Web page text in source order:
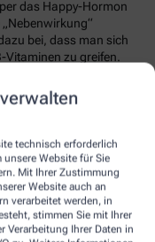
technisch erforderlich
Website für Sie
Mit Ihrer Zustimmung
Website auch an
verarbeitet werden, in
stimmen Sie mit Ihrer
Verarbeitung Ihrer Daten in
das Happy-Hormon
bei, dass man sich
Vitaminen zu greifen.
mit Familie und
Luft zu tanken und
zu beschäftigen, hebt
notieren, was man in
will.
mit anderen in